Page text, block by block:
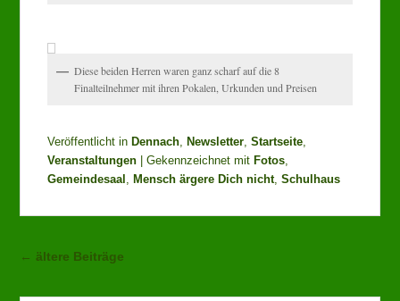
Diese beiden Herren waren ganz scharf auf die 8
Finalteilnehmer mit ihren Pokalen, Urkunden und Preisen
Veröffentlicht in Dennach, Newsletter,Startseite,
Veranstaltungen
|Gekennzeichnet mit Fotos,
Gemeindesaal , Mensch ärgere Dich nicht,Schulhaus
Beitragsnavigation
← ältere Beiträge